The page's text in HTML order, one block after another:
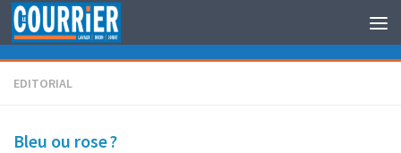
Au dessous du contenu
EDITORIAL
Bleu ou rose ?